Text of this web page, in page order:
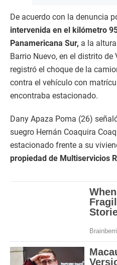
De acuerdo con la denuncia
intervenida en el kilómetro
Panamericana Sur, a la
Barrio Nuevo, en el distrito de
registró el choque de la
contra el vehículo con
encontraba estacionado.
Dany Apaza Poma (26)
suegro Hernán Coaquira
estacionado frente a su
propiedad de Multiservicios